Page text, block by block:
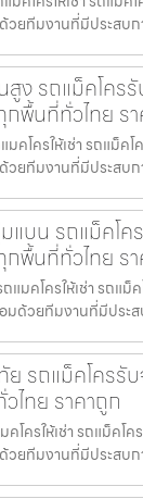
วยทีมงานที่มีประสบ
สูง รถแม็คโคร
กพื้นที่ทั่วไทย ร
คโครให้เช่า รถแม็ค
วยทีมงานที่มีประสบ
แบน รถแม็คโค
กพื้นที่ทั่วไทย ร
แมคโครให้เช่า รถแม็
อมด้วยทีมงานที่มีประ
ย รถแม็คโครรั
ไทย ราคาถูก
โครให้เช่า รถแม็คโ
วยทีมงานที่มีประสบ